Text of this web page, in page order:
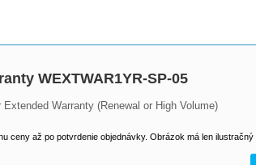
WEXTWAR1YR-SP-05
Warranty (Renewal or High Volume)
ceny až po potvrdenie objednávky. Obrázok má len ilustračný